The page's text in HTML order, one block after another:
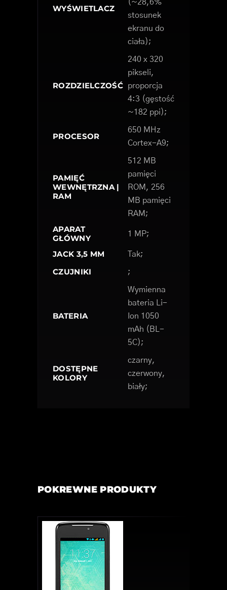
WYŚWIETLACZ
(~28,6%
stosunek
ekranu do
ciała);
ROZDZIELCZOŚĆ
240 x 320
pikseli,
proporcja
4:3 (gęstość
~182 ppi);
PROCESOR
650 MHz
Cortex-A9;
PAMIĘĆ
WEWNĘTRZNA |
RAM
512 MB
pamięci
ROM, 256
MB pamięci
RAM;
APARAT
GŁÓWNY
1 MP;
JACK 3,5 MM Tak;
CZUJNIKI ;
BATERIA
Wymienna
bateria Li-
Ion 1050
mAh (BL-
5C);
DOSTĘPNE
KOLORY
czarny,
czerwony,
biały;
POKREWNE PRODUKTY